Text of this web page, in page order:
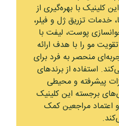
کلینیک با بهره‌گیری از
خدمات تزریق ژل و فیلر،
پوست، لیفت با
مو را با هدف ارائه
منحصر به فرد برای
استفاده از برندهای
پیشرفته و محیطی
برجسته این کلینیک
مراجعین کمک